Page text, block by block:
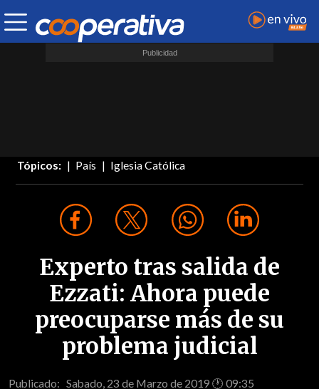
Tópicos: País Iglesia Católica
Experto tras salida de
Ezzati: Ahora puede
preocuparse más de su
problema judicial
Publicado: Sabado, 23 de Marzo de 2019 🕐 09:35